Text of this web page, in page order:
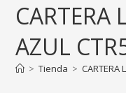
CARTERA
AZUL
> Tienda > CARTERA